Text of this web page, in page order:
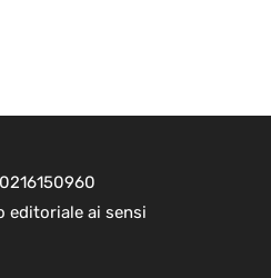
editoriale ai sensi